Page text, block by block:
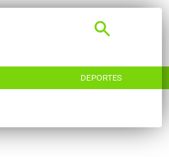
DEPORTES